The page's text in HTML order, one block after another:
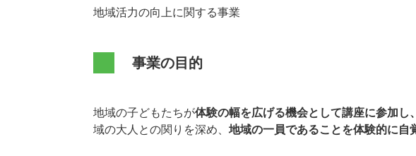
地域活力の向上に関する事業
事業の目的
地域の子どもたちが体験の幅を広げる機会として講座に参加し
域の大人との関りを深め、 地域の一員であることを体験的に自